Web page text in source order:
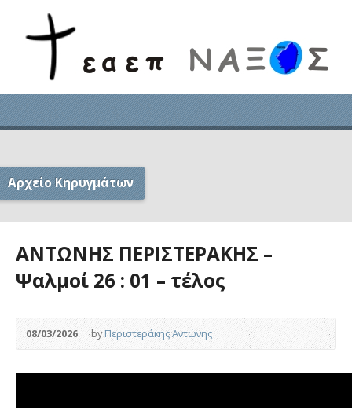
Αρχείο Κηρυγμάτων
ΑΝΤΩΝΗΣ ΠΕΡΙΣΤΕΡΑΚΗΣ –
Ψαλμοί 26 : 01 – τέλος
08/03/2026 byΠεριστεράκης Αντώνης